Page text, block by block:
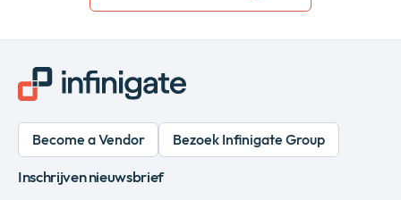
Become a Vendor Bezoek Infinigate Group
Inschrijven nieuwsbrief